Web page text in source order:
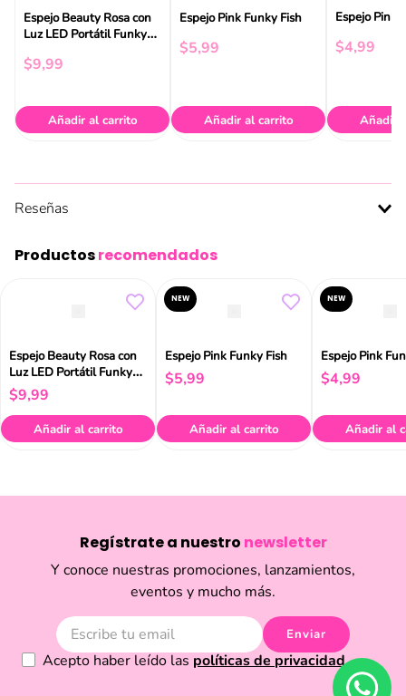
Espejo Beauty Rosa con
Luz LED Portátil Funky
$9,99
Añadir al carrito
Espejo Pink Funky Fish
$5,99
Añadir al carrito
Espejo Pink
$4,99
Añadir
Reseñas
Productosrecomendados
Espejo Beauty Rosa con
Luz LED Portátil Funky
Fish
$9,99
Añadir al carrito
NEW
Espejo Pink Funky Fish
$5,99
Añadir al carrito
NEW
Espejo Pink
$4,99
Añadir al
Regístrate a nuestro newsletter
Y conoce nuestras promociones, lanzamientos,
eventos y mucho más.
Enviar
Acepto haber leído las políticas de privacidad.